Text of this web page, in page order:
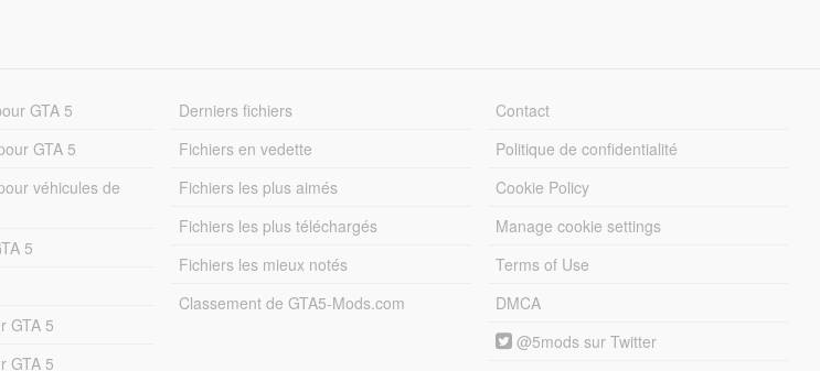
GTA 5
GTA 5
véhicules de
5
GTA 5
GTA 5
Derniers fichiers
Fichiers en vedette
Fichiers les plus aimés
Fichiers les plus téléchargés
Fichiers les mieux notés
Classement de GTA5-Mods.com
Contact
Politique de confidentialité
Cookie Policy
Manage cookie settings
Terms of Use
DMCA
@5mods sur Twitter